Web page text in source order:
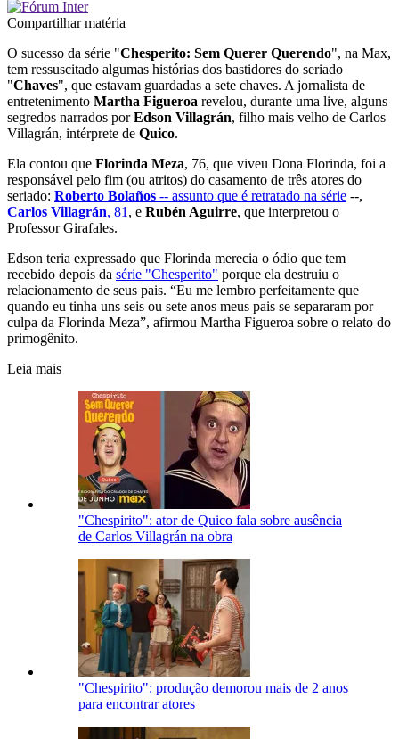
Compartilhar matéria
O sucesso da série "Chesperito: Sem Querer Querendo", na Max,
tem ressuscitado algumas histórias dos bastidores do seriado
"Chaves", que estavam guardadas a sete chaves. A jornalista de
entretenimento Martha Figueroa revelou, durante uma live, alguns
segredos narrados porEdson Villagrán, filho mais velho de Carlos
Villagrán, intérprete de Quico.
Ela contou que Florinda Meza, 76, que viveu Dona Florinda, foi a
responsável pelo fim (ou atritos) do casamento de três atores do
seriado: Roberto Bolaños -- assunto que é retratado na série --,
Carlos Villagrán, 81 , e Rubén Aguirre, que interpretou o
Professor Girafales.
Edson teria expressado que Florinda merecia o ódio que tem
recebido depois da série "Chesperito" porque ela destruiu o
relacionamento de seus pais. “Eu me lembro perfeitamente que
quando eu tinha uns seis ou sete anos meus pais se separaram por
culpa da Florinda Meza”, afirmou Martha Figueroa sobre o relato do
primogênito.
Leia mais
"Chespirito": ator de Quico fala sobre ausência
de Carlos Villagrán na obra
"Chespirito": produção demorou mais de 2 anos
para encontrar atores